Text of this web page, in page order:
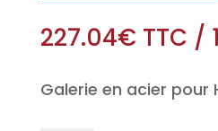
227.04€TTC /
Galerie en acier pour